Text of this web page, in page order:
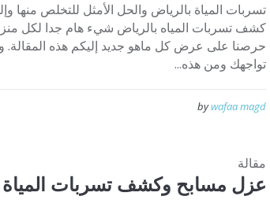
كشف تسربات المياه بالرياض شيء هام جدا لكل
حرصنا على عرض كل ماهو جديد إليكم هذه
تواجهك ومن هذه...
bywafaa magd
مقالة
عزل مسابح وكشف تسربات المياة